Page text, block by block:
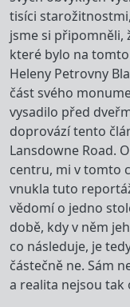
tisíci
jsme si připomněli,
které bylo na
Heleny Petrovny
část svého
vysadilo před
doprovází tento
Lansdowne Road.
centru, mi v tomto
vnukla tuto
vědomí o jedno
době, kdy v něm
co následuje, je
částečně ne. Sám
a realita nejsou tak